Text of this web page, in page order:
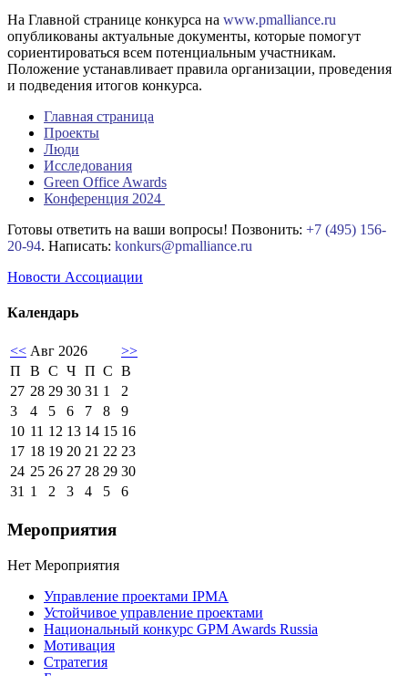
На Главной странице конкурса на www.pmalliance.ru
опубликованы актуальные документы, которые помогут
сориентироваться всем потенциальным участникам.
Положение устанавливает правила организации, проведения
и подведения итогов конкурса.
Главная страница
Проекты
Люди
Исследования
Green Office Awards
Конференция 2024
Готовы ответить на ваши вопросы! Позвонить: +7 (495) 156-
20-94. Написать: konkurs@pmalliance.ru
Новости Ассоциации
Календарь
<< Авг 2026
>>
П
В С Ч П С В
27 28 29 30 31 1
2
3
4 5 6 7 8
9
10 11 12 13 14 15 16
17 18 19 20 21 22 23
24 25 26 27 28 29 30
31 1 2 3 4 5 6
Мероприятия
Нет Мероприятия
Управление проектами IPMA
Устойчивое управление проектами
Национальный конкурс GPM Awards Russia
Мотивация
Стратегия